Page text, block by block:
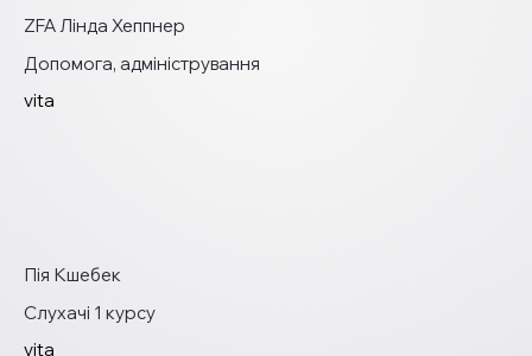
ZFA Лінда Хеппнер
Допомога, адміністрування
vita
Пія Кшебек
Слухачі 1 курсу
vita